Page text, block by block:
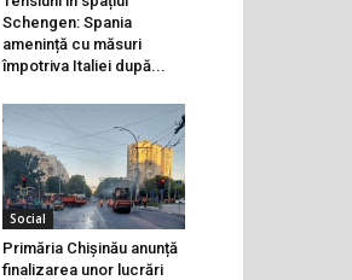
Schengen: Spania
amenință cu măsuri
împotriva Italiei după...
Social
Primăria Chișinău anunță
finalizarea unor lucrări